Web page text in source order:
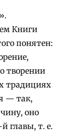
».
Книги
понятен:
творении
традициях
— так,
оно
главы, т. е.